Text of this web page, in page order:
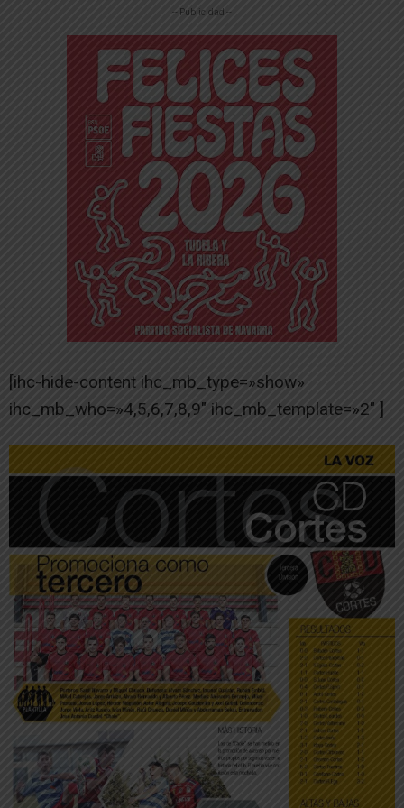
-- Publicidad --
[ihc-hide-content ihc_mb_type=»show»
ihc_mb_who=»4,5,6,7,8,9″ ihc_mb_template=»2″ ]